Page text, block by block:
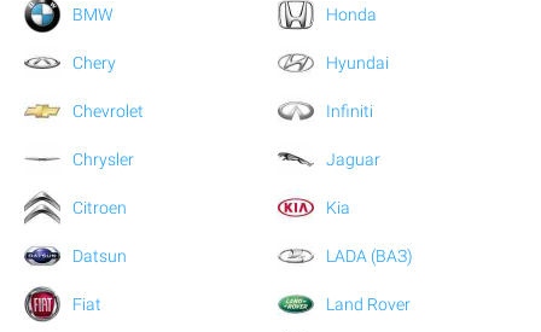
BMW
Chery
Chevrolet
Chrysler
Citroen
Datsun
Fiat
Honda
Hyundai
Infiniti
Jaguar
Kia
LADA (ВАЗ)
Land Rover